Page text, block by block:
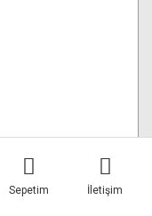
Sepetim İletişim